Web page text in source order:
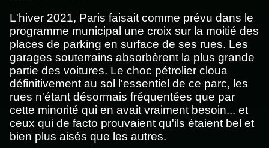
L'hiver 2021, Paris faisait comme prévu dans le
programme municipal une croix sur la moitié des
places de parking en surface de ses rues. Les
garages souterrains absorbèrent la plus grande
partie des voitures. Le choc pétrolier cloua
définitivement au sol l'essentiel de ce parc, les
rues n'étant désormais fréquentées que par
cette minorité qui en avait vraiment besoin... et
ceux qui de facto prouvaient qu'ils étaient bel et
bien plus aisés que les autres.